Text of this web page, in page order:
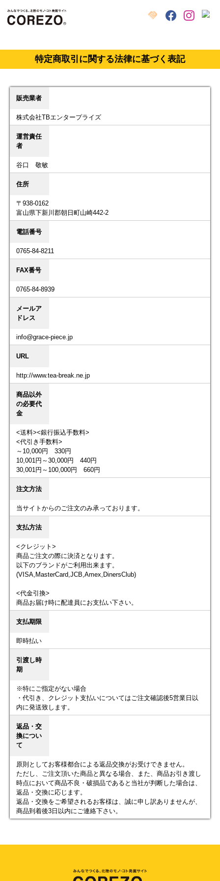
クラウドファンディング
FacebookInstagram
X
特定商取引に関する法律に基づく表記
販売業者
株式会社TBエンタープライズ
運営責任
者
谷口 敬敏
住所
〒938-0162
富山県下新川郡朝日町山崎442-2
電話番号
0765-84-8211
FAX番号
0765-84-8939
メールア
ドレス
info@grace-piece.jp
URL
http://www.tea-break.ne.jp
商品以外
の必要代
金
<送料><銀行振込手数料>
<代引き手数料>
～10,000円 330円
10,001円～30,000円 440円
30,001円～100,000円 660円
注文方法
当サイトからのご注文のみ承っております。
支払方法
<クレジット>
商品ご注文の際に決済となります。
以下のブランドがご利用出来ます。
(VISA,MasterCard,JCB,Amex,DinersClub)
<代金引換>
商品お届け時に配達員にお支払い下さい。
支払期限
即時払い
引渡し時
期
※特にご指定がない場合
・代引き、クレジット支払いについてはご注文確認後5営業日以
内に発送致します。
返品・交
換につい
て
原則としてお客様都合による返品交換がお受けできません。
ただし、ご注文頂いた商品と異なる場合、また、商品お引き渡し
時点において商品不良・破損品であると当社が判断した場合は、
返品・交換に応じます。
返品・交換をご希望されるお客様は、誠に申し訳ありませんが、
商品到着後3日以内にご連絡下さい。